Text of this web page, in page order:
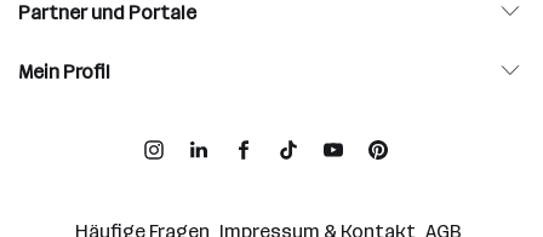
Partner und Portale
Mein Profil
Häufige Fragen Impressum & Kontakt AGB